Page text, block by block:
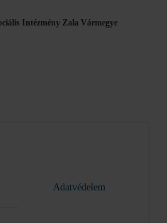
Intézmény Zala Vármegye
Adatvédelem